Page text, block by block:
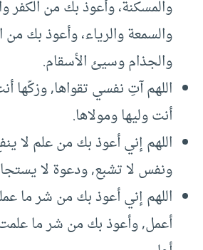
والمسكنة، وأعوذ بك من الكفر
والسمعة والرياء، وأعوذ بك من
والجذام وسيئ الأسقام.
اللهم آتِ نفسي تقواها, وزكّها
أنت وليها ومولاها.
اللهم إني أعوذ بك من علم لا
ونفس لا تشبع, ودعوة لا
اللهم إني أعوذ بك من شر ما
أعمل, وأعوذ بك من شر ما